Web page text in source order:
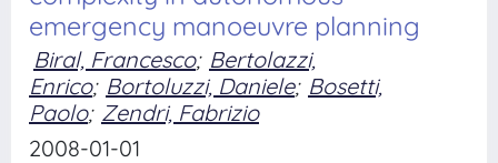
emergency manoeuvre planning
Biral, Francesco; Bertolazzi,
Enrico; Bortoluzzi, Daniele; Bosetti,
Paolo; Zendri, Fabrizio
2008-01-01